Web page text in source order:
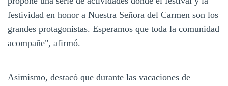
festividad en honor a Nuestra Señora del Carmen son los
grandes protagonistas. Esperamos que toda la comunidad
acompañe", afirmó.
Asimismo, destacó que durante las vacaciones de